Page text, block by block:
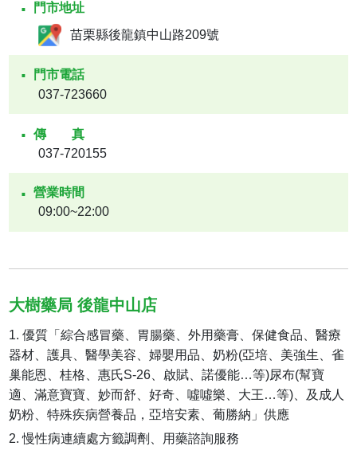
門市地址
苗栗縣後龍鎮中山路209號
門市電話
037-723660
傳真
037-720155
營業時間
09:00~22:00
大樹藥局 後龍中山店
優質「綜合感冒藥、胃腸藥、外用藥膏、保健食品、醫療
器材、護具、醫學美容、婦嬰用品、奶粉(亞培、美強生、雀
巢能恩、桂格、惠氏S-26、啟賦、諾優能…等)尿布(幫寶
適、滿意寶寶、妙而舒、好奇、噓噓樂、大王…等)、及成人
奶粉、特殊疾病營養品，亞培安素、葡勝納」供應
慢性病連續處方籤調劑、用藥諮詢服務